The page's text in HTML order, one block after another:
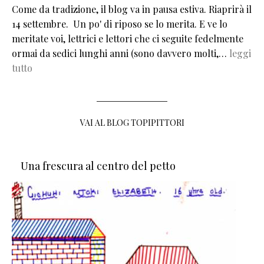
Come da tradizione, il blog va in pausa estiva. Riaprirà il
14 settembre. Un po' di riposo se lo merita. E ve lo
meritate voi, lettrici e lettori che ci seguite fedelmente
ormai da sedici lunghi anni (sono davvero molti,… leggi
tutto
VAI AL BLOG TOPIPITTORI
Una frescura al centro del petto